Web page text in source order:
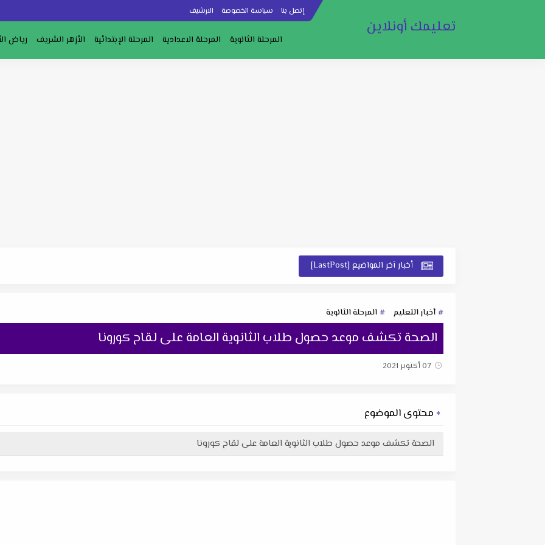
إتصل بنا سياسة الخصوصة الارشيف
تعليمك أونلاين
المرحلة الثانوية المرحلة الاعدادية المرحلة الإبتدائية الأزهر الشريف رياض
أخبار آخر المواضيع [LastPost]
أخبار التعليم المرحلة الثانوية
الصحة تكشف موعد حصول طلاب الثانوية العامة على لقاح كورونا
07 أكتوبر 2021
محتوى الموضوع
الصحة تكشف موعد حصول طلاب الثانوية العامة على لقاح كورونا